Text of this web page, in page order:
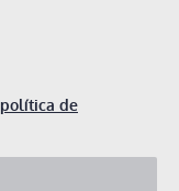
política de